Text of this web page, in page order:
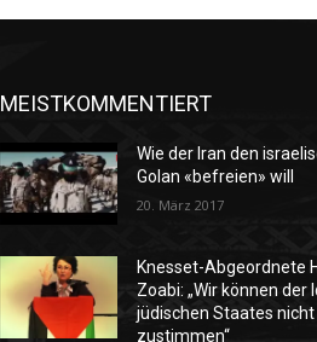
MEISTKOMMENTIERT
Wie der Iran den
Golan «befreien» will
20. März 2017
Knesset-Abgeordnete
Zoabi: „Wir können der
jüdischen Staates nicht
zustimmen“